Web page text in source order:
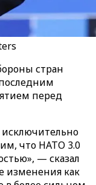
стран
перед
что НАТО 3.0
— сказал
изменения как